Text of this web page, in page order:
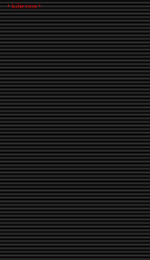
+ kilie.com +